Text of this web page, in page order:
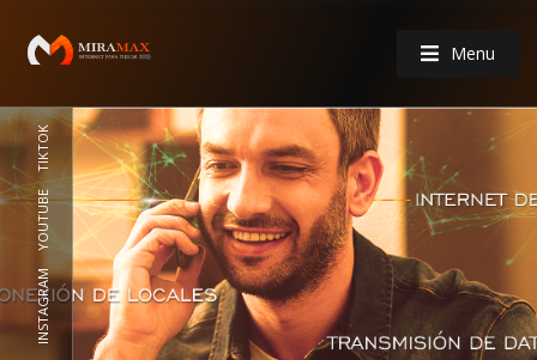
Menu
INSTAGRAM
YOUTUBE
TIKTOK